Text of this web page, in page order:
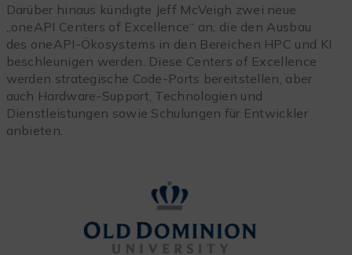
Darüber hinaus kündigte Jeff McVeigh zwei neue
„oneAPI Centers of Excellence“ an, die den Ausbau
des oneAPI-Ökosystems in den Bereichen HPC und KI
beschleunigen werden. Diese Centers of Excellence
werden strategische Code-Ports bereitstellen, aber
auch Hardware-Support, Technologien und
Dienstleistungen sowie Schulungen für Entwickler
anbieten.